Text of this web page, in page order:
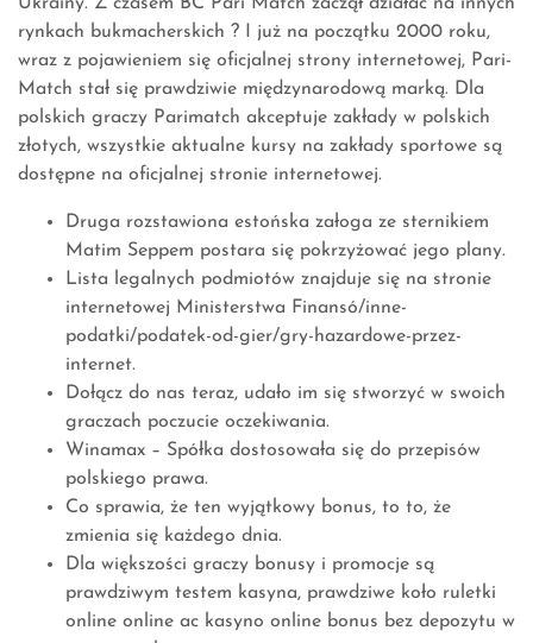
rynkach bukmacherskich ? I już na początku 2000 roku,
wraz z pojawieniem się oficjalnej strony internetowej, Pari-
Match stał się prawdziwie międzynarodową marką. Dla
polskich graczy Parimatch akceptuje zakłady w polskich
złotych, wszystkie aktualne kursy na zakłady sportowe są
dostępne na oficjalnej stronie internetowej.
Druga rozstawiona estońska załoga ze sternikiem
Matim Seppem postara się pokrzyżować jego plany.
Lista legalnych podmiotów znajduje się na stronie
internetowej Ministerstwa Finansó/inne-
podatki/podatek-od-gier/gry-hazardowe-przez-
internet.
Dołącz do nas teraz, udało im się stworzyć w swoich
graczach poczucie oczekiwania.
Winamax – Spółka dostosowała się do przepisów
polskiego prawa.
Co sprawia, że ten wyjątkowy bonus, to to, że
zmienia się każdego dnia.
Dla większości graczy bonusy i promocje są
prawdziwym testem kasyna, prawdziwe koło ruletki
online online ac kasyno online bonus bez depozytu w